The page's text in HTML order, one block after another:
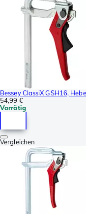
Bessey ClassiX GSH16,
54,99 €
Vorrätig
Vergleichen